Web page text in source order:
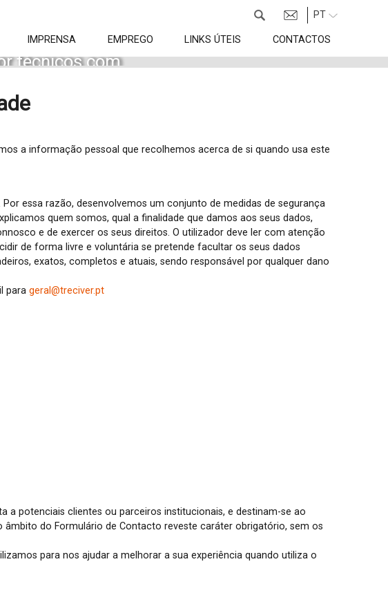
PT
IMPRENSA EMPREGO LINKS ÚTEIS CONTACTOS
técnicos com
tratamento dos
a informação pessoal que recolhemos acerca de si quando usa este
essa razão, desenvolvemos um conjunto de medidas de segurança
quem somos, qual a finalidade que damos aos seus dados,
e de exercer os seus direitos. O utilizador deve ler com atenção
de forma livre e voluntária se pretende facultar os seus dados
exatos, completos e atuais, sendo responsável por qualquer dano
para geral@treciver.pt
a potenciais clientes ou parceiros institucionais, e destinam-se ao
do Formulário de Contacto reveste caráter obrigatório, sem os
para nos ajudar a melhorar a sua experiência quando utiliza o